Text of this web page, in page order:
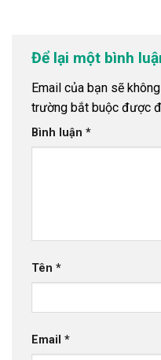
Để lại một bình
Email của bạn sẽ
trường bắt buộc được
Bình luận *
Tên *
Email *